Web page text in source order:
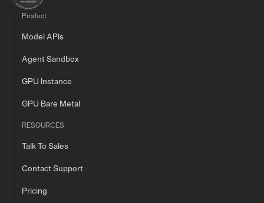
Product
Model APIs
Agent Sandbox
GPU Instance
GPU Bare Metal
RESOURCES
Talk To Sales
Contact Support
Pricing